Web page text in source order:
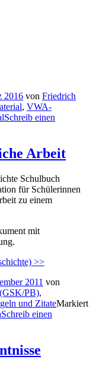
2016 von Friedrich
, VWA-
Schreib einen
Arbeit
Schulbuch
für Schülerinnen
zu einem
mit
>>
2011 von
PB),
und ZitateMarkiert
Schreib einen